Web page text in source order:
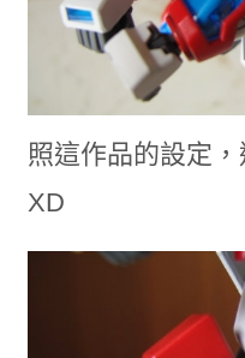
照這作品的設定
XD